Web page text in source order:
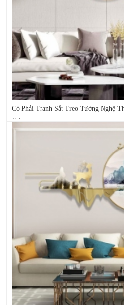
Có Phải Tranh Sắt Treo Tường Nghệ
Trí...